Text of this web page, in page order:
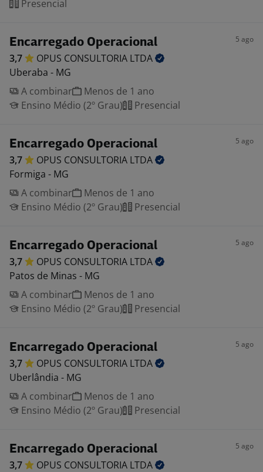
Presencial
Encarregado Operacional 5 ago
3,7 OPUS CONSULTORIA LTDA
Uberaba - MG
A combinar
Menos de 1 ano
Ensino Médio (2º Grau)
Presencial
Encarregado Operacional 5 ago
3,7 OPUS CONSULTORIA LTDA
Formiga - MG
A combinar
Menos de 1 ano
Ensino Médio (2º Grau)
Presencial
Encarregado Operacional 5 ago
3,7 OPUS CONSULTORIA LTDA
Patos de Minas - MG
A combinar
Menos de 1 ano
Ensino Médio (2º Grau)
Presencial
Encarregado Operacional 5 ago
3,7 OPUS CONSULTORIA LTDA
Uberlândia - MG
A combinar
Menos de 1 ano
Ensino Médio (2º Grau)
Presencial
Encarregado Operacional 5 ago
3,7 OPUS CONSULTORIA LTDA